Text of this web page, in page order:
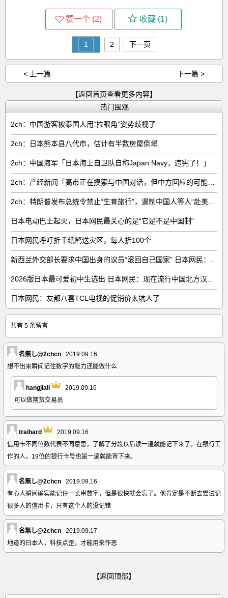
赞一个 (2) 收藏 (1)
1 2 下一页
< 上一篇 下一篇 >
【返回首页查看更多内容】
热门围观
2ch：中国游客被泰国人用“拉眼角”姿势歧视了
2ch：日本熊本县八代市，估计有半数房屋倒塌
2ch：中国海军「日本海上自卫队自称Japan Navy，违宪了！」
日本电动巴士起火，日本网民最关心的是“它是不是中国制”
日本网民呼吁折千纸鹤送灾区，每人折100个
日本网民：友都八喜TCL电视的促销价太坑人了
共有 5 条留言
名無し@2chcn
2019.09.16
想不出来瞬间记住数字的能力还能做什么
hangjiali
2019.09.16
可以做期货交易员
traihard
2019.09.16
信用卡不同位数代表不同意思，了解了分段以后读一遍就能记下来了。在银行工
作的人，19位的银行卡号也是一遍就能背下来。
名無し@2chcn
2019.09.16
有心人瞬间确实能记住一长串数字，但是很快就会忘了。他肯定是不断去尝试记
很多人的信用卡，只有这个人的没记错
名無し@2chcn
2019.09.17
地道的日本人，科技点歪，才能用来作恶
【返回顶部】